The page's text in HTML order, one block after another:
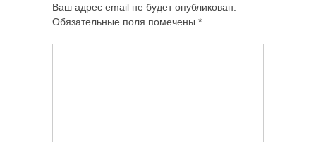
Ваш адрес email не будет опубликован.
Обязательные поля помечены *